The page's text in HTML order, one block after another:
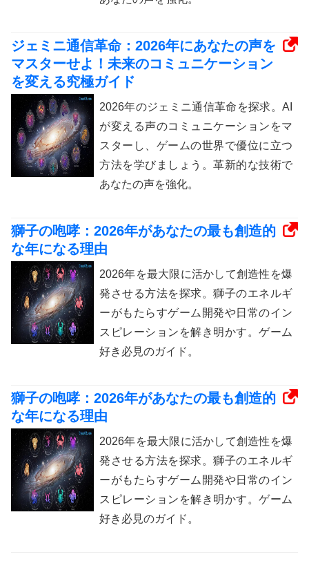
ジェミニ通信革命：2026年にあなたの声を
マスターせよ！未来のコミュニケーション
を変える究極ガイド
2026年のジェミニ通信革命を探求。AI
が変える声のコミュニケーションをマ
スターし、ゲームの世界で優位に立つ
方法を学びましょう。革新的な技術で
あなたの声を強化。
獅子の咆哮：2026年があなたの最も創造的
な年になる理由
2026年を最大限に活かして創造性を爆
発させる方法を探求。獅子のエネルギ
ーがもたらすゲーム開発や日常のイン
スピレーションを解き明かす。ゲーム
好き必見のガイド。
獅子の咆哮：2026年があなたの最も創造的
な年になる理由
2026年を最大限に活かして創造性を爆
発させる方法を探求。獅子のエネルギ
ーがもたらすゲーム開発や日常のイン
スピレーションを解き明かす。ゲーム
好き必見のガイド。